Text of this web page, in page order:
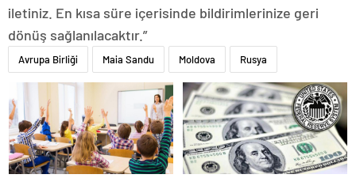
iletiniz. En kısa süre içerisinde bildirimlerinize geri
dönüş sağlanılacaktır.”
Avrupa Birliği Maia Sandu Moldova Rusya